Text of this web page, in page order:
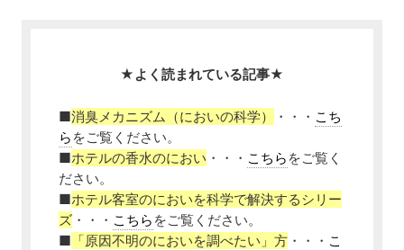
★よく読まれている記事★
■消臭メカニズム（においの科学） ・・・ こち
ら をご覧ください。
■ホテルの香水のにおい ・・・ こちら をご覧く
ださい。
■ホテル客室のにおいを科学で解決するシリー
ズ ・・・ こちら をご覧ください。
■ 「原因不明のにおいを調べたい」方 ・・・ こ